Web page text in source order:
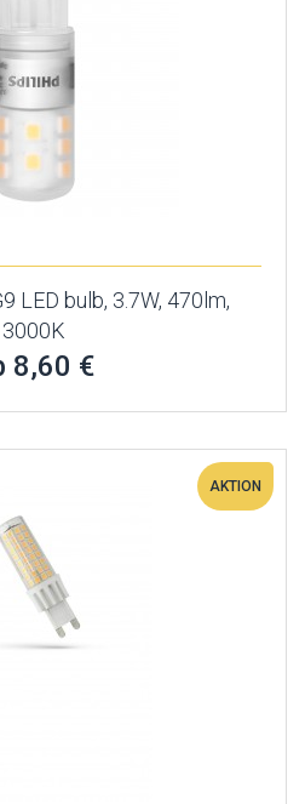
LED bulb, 3.7W, 470lm,
3000K
8,60 €
AKTION